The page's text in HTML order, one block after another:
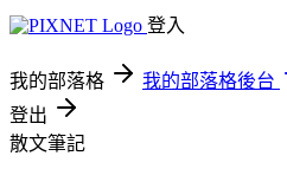
登入
我的部落格 我的部落格後台
登出
散文筆記